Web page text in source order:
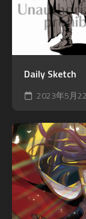
Daily Sketch
2023年5月